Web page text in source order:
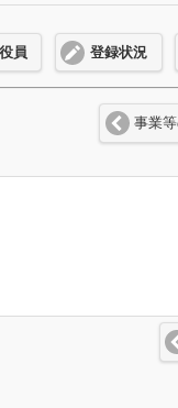
役員 登録状況
事業